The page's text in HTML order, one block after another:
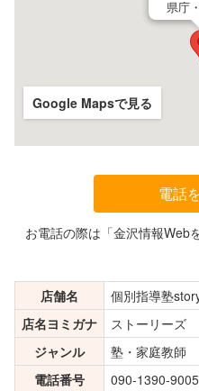
県庁
Google Mapsで見る
電話
お電話の際は「金沢情報Web
店舗名
個別指導塾
店名ヨミガナ
ストーリーズ
ジャンル
塾・家庭教師
電話番号
090-1390-9005